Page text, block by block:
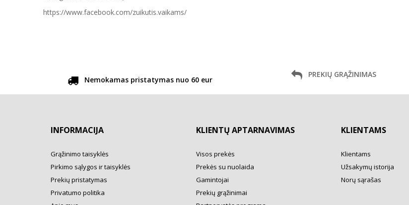
https://www.facebook.com/zuikutis.vaikams/
Nemokamas pristatymas nuo 60 eur
PREKIŲ GRĄŽINIMAS
INFORMACIJA
Grąžinimo taisyklės
Pirkimo sąlygos ir taisyklės
Prekių pristatymas
Privatumo politika
KLIENTŲ APTARNAVIMAS
Visos prekės
Prekės su nuolaida
Gamintojai
Prekių grąžinimai
KLIENTAMS
Klientams
Užsakymų istorija
Norų sąrašas